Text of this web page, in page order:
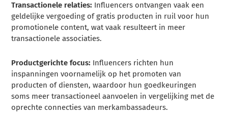
Transactionele relaties: Influencers ontvangen vaak een
geldelijke vergoeding of gratis producten in ruil voor hun
promotionele content, wat vaak resulteert in meer
transactionele associaties.
Productgerichte focus: Influencers richten hun
inspanningen voornamelijk op het promoten van
producten of diensten, waardoor hun goedkeuringen
soms meer transactioneel aanvoelen in vergelijking met de
oprechte connecties van merkambassadeurs.